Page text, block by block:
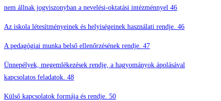
nem állnak jogviszonyban a nevelési-oktatási intézménnyel 46
Az iskola létesítményeinek és helyiségeinek használati rendje. 46
A pedagógiai munka belső ellenőrzésének rendje. 47
Ünnepélyek, megemlékezések rendje, a hagyományok ápolásával
kapcsolatos feladatok. 48
Külső kapcsolatok formája és rendje. 50